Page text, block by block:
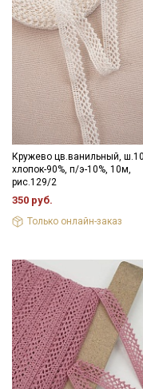
Кружево цв.ванильный,
хлопок-90%, п/э-10%, 10м,
рис.129/2
350 руб.
Только онлайн-заказ
Ознакомлен(а) с
данныхи даю
данных
ДаюСогласие на
информационных